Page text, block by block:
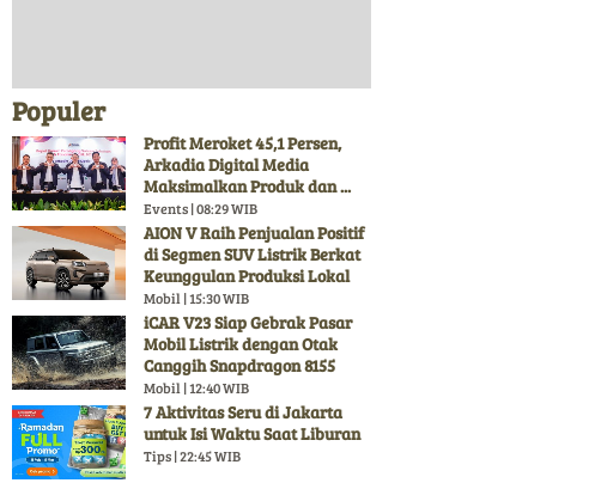
Populer
Profit Meroket 45,1 Persen,
Arkadia Digital Media
Maksimalkan Produk dan ...
Events | 08:29 WIB
AION V Raih Penjualan Positif
di Segmen SUV Listrik Berkat
Keunggulan Produksi Lokal
Mobil | 15:30 WIB
iCAR V23 Siap Gebrak Pasar
Mobil Listrik dengan Otak
Canggih Snapdragon 8155
Mobil | 12:40 WIB
7 Aktivitas Seru di Jakarta
untuk Isi Waktu Saat Liburan
Tips | 22:45 WIB